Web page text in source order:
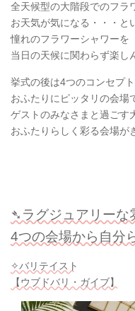
全天候型の大階段でのフラ
お天気が気になる・・・と
憧れのフラワーシャワーを
当日の天候に関わらず楽
挙式の後は4つのコンセプ
おふたりにピッタリの会場
ゲストのみなさまと過ごす
おふたりらしく彩る会場が
➴ラグジュアリーな
4つの会場から自分
✧バリテイスト
【ウブドバリ・ガイブ】